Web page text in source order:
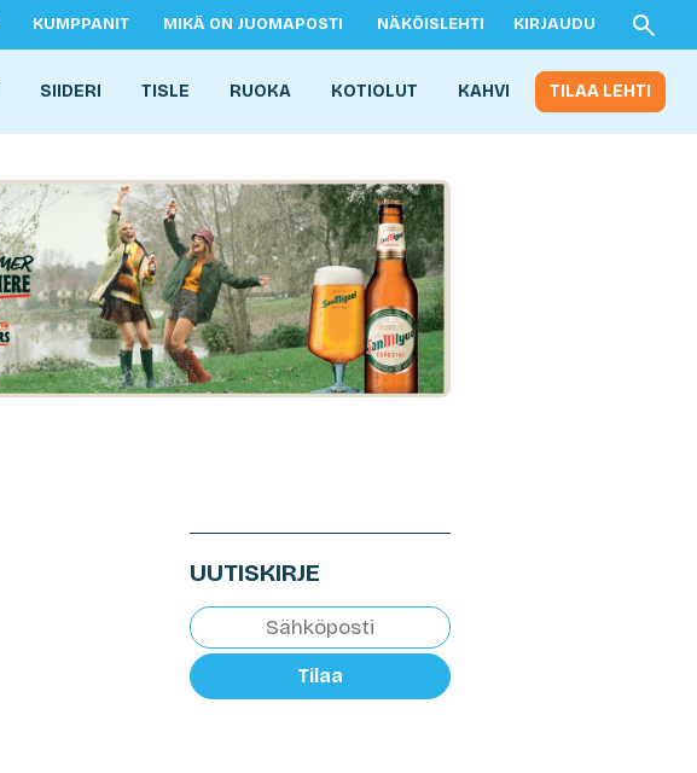
KUMPPANIT MIKÄ ON JUOMAPOSTI NÄKÖISLEHTI KIRJAUDU
SIIDERI TISLE RUOKA KOTIOLUT KAHVI TILAA LEHTI
UUTISKIRJE
Tilaa